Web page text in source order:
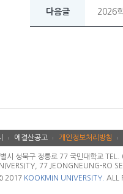
다음글 2026
에결산공고 개인정보처리방침
시 성북구 정릉로 77 국민대학교
77 JEONGNEUNG-RO
2017 KOOKMIN UNIVERSITY. ALL